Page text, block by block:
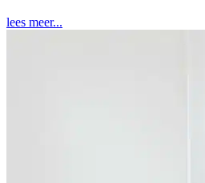
lees meer...